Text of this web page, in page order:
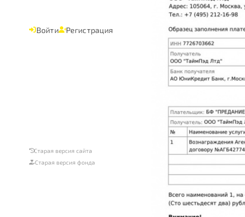
Войти Регистрация
Старая версия сайта
Старая версия фонда